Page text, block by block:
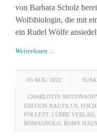
von Barbara Scholz
Wolfsbiologin, die mit
ein Rudel Wölfe
Weiterlesen …
05 AUG. 2022
CHARLOTTE
EDITION NAUTILUS
FOLLETT, LÜBBE VERLAG
ROMAGNOLO ROMY